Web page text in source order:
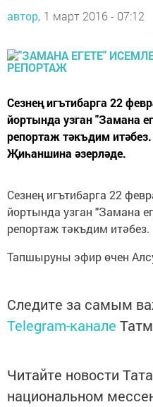
автор, 1 март 2016 - 07:12
Сезнең игътибарга 22
йортында узган "Замана
репортаж тәкъдим
Җиһаншина әзерләде.
Сезнең игътибарга 22
йортында узган "Замана
репортаж тәкъдим итәбез.
Тапшыруны эфир өчен
Следите за самым
Telegram-канале
Читайте новости
национальном